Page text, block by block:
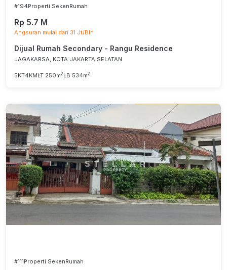
#194Properti SekenRumah
Rp 5.7 M
Angsuran mulai dari 31 Jt/Bln
Dijual Rumah Secondary - Rangu Residence
JAGAKARSA, KOTA JAKARTA SELATAN
5KT4KMLT 250m2 LB 534m2
#111Properti SekenRumah